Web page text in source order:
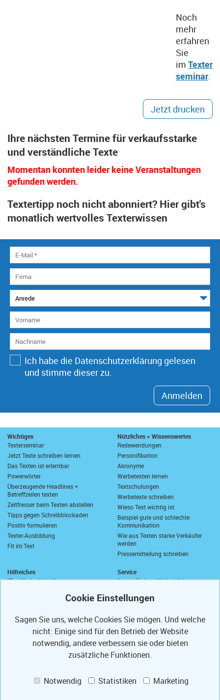
Noch
mehr
erfahren
Sie
im Texter
seminar.
Jetzt drucken
Ihre nächsten Termine für verkaufsstarke
und verständliche Texte
Momentan konnten leider keine Veranstaltungen
gefunden werden.
Textertipp noch nicht abonniert? Hier gibt's
monatlich wertvolles Texterwissen
Ich habe die Datenschutzerklärung gelesen
und stimme dieser zu.
Anmelden
Wichtiges
Texterseminar
Jetzt Texte schreiben lernen
Das Texten ist erlernbar
Powerwörter
Überzeugende Headlines +
Betreffzeilen texten
Zeitfresser beim Texten abstellen
Tipps gegen Schreibblockaden
Positiv formulieren
Texter-Ausbildung
Fit im Text
Nützliches + Wissenswertes
Redewendungen
Personifikation
Akronyme
Werbetexten lernen
Textschulungen
Werbetexte schreiben
Wieso Text wichtig ist
Beispiel gute und schlechte
Kommunikation
Wie aus Texten starke Verkäufer
werden
Pressemitteilung schreiben
Hilfreiches
"Zu Händen" Abkürzung
Wie schreibt man "wie viel"?
Längstes deutsches Wort
Anrede in E-Mails
Anschriften und Anreden
Ihre Code-Card
Service
Ihre geförderte Weiterbildung
Ihre Texterfibel
Homepage-Test
Muster-Widerrufsformular
Partner
Referenzen
Jobs
Sagen Sie uns, welche Cookies Sie mögen. Und welche
nicht: Einige sind für den Betrieb der Website
notwendig, andere verbessern sie oder bieten
zusätzliche Funktionen.
Notwendig Statistiken Marketing